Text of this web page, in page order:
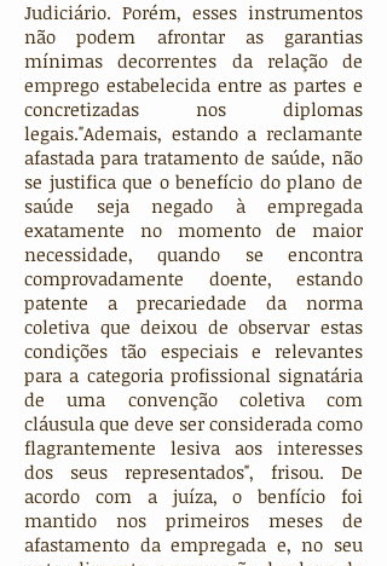
Judiciário. Porém, esses instrumentos
não podem afrontar as garantias
mínimas decorrentes da relação de
emprego estabelecida entre as partes e
concretizadas nos diplomas
legais."Ademais, estando a reclamante
afastada para tratamento de saúde, não
se justifica que o benefício do plano de
saúde seja negado à empregada
exatamente no momento de maior
necessidade, quando se encontra
comprovadamente doente, estando
patente a precariedade da norma
coletiva que deixou de observar estas
condições tão especiais e relevantes
para a categoria profissional signatária
de uma convenção coletiva com
cláusula que deve ser considerada como
flagrantemente lesiva aos interesses
dos seus representados", frisou. De
acordo com a juíza, o benfício foi
mantido nos primeiros meses de
afastamento da empregada e, no seu